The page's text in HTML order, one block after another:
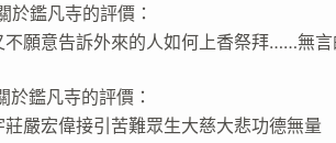
於鑑凡寺的評價：
不願意告訴外來的人如何上香祭拜……無言
於鑑凡寺的評價：
嚴宏偉接引苦難眾生大慈大悲功德無量